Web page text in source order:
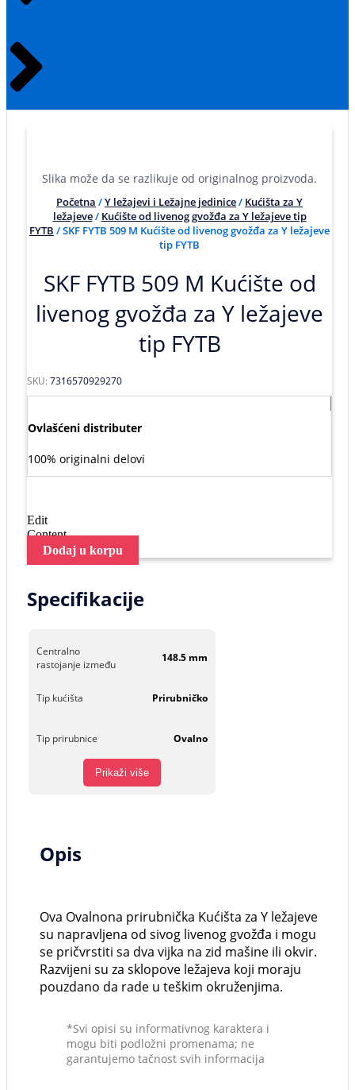
Slika može da se razlikuje od originalnog proizvoda.
Početna /Y ležajevi i Ležajne jedinice/ Kućišta za Y
ležajeve/ Kućište od livenog gvožđa za Y ležajeve tip
FYTB / SKF FYTB 509 M Kućište od livenog gvožđa za Y ležajeve
tip FYTB
SKF FYTB 509 M Kućište od
livenog gvožđa za Y ležajeve
tip FYTB
SKU:7316570929270
Ovlašćeni distributer
100% originalni delovi
Edit
Content
Dodaj u korpu
Specifikacije
Centralno
rastojanje između
148.5 mm
Tip kućišta Prirubničko
Tip prirubnice Ovalno
Prikaži više
Opis
Ova Ovalnona prirubnička Kućišta za Y ležajeve
su napravljena od sivog livenog gvožđa i mogu
se pričvrstiti sa dva vijka na zid mašine ili okvir.
Razvijeni su za sklopove ležajeva koji moraju
pouzdano da rade u teškim okruženjima.
*Svi opisi su informativnog karaktera i
mogu biti podložni promenama; ne
garantujemo tačnost svih informacija